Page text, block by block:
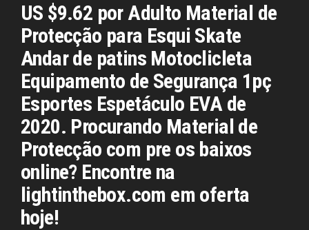
US $9.62 por Adulto Material de
Protecção para Esqui Skate
Andar de patins Motoclicleta
Equipamento de Segurança 1pç
Esportes Espetáculo EVA de
2020. Procurando Material de
Protecção com pre os baixos
online? Encontre na
lightinthebox.com em oferta
hoje!